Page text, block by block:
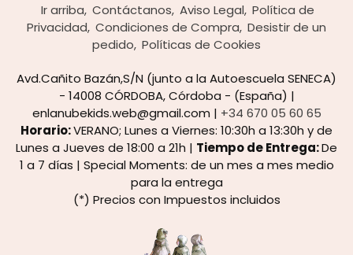
Ir arriba Contáctanos Aviso Legal Política de
Privacidad Condiciones de Compra Desistir de un
pedido Políticas de Cookies
Avd.Cañito Bazán,S/N (junto a la Autoescuela SENECA)
- 14008 CÓRDOBA, Córdoba - (España) |
enlanubekids.web@gmail.com | +34 670 05 60 65
Horario:VERANO; Lunes a Viernes: 10:30h a 13:30h y de
Lunes a Jueves de 18:00 a 21h | Tiempo de Entrega:De
1 a 7 días | Special Moments: de un mes a mes medio
para la entrega
(*) Precios con Impuestos incluidos